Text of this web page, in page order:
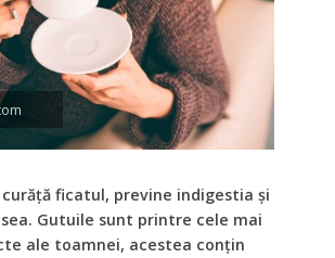
curăță ficatul, previne indigestia și
Gutuile sunt printre cele mai
ale toamnei, acestea conțin